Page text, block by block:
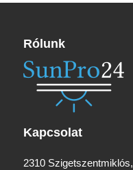
Rólunk
Kapcsolat
2310 Szigetszentmiklós,